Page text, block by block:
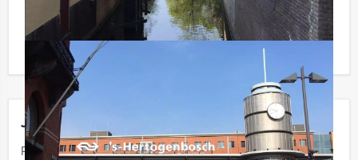
Jouw uitje
Prijs :
Our professional tourguides are multilingual. Please
contact us for more information about our tailor-made
City Tours through the wonderful city of Den Bosch.